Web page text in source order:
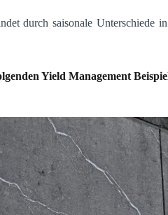
durch saisonale Unterschiede
Yield Management